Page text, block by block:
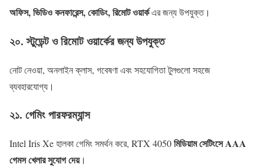
অফিস, ভিডিও কনফারেন্স, কোডিং, রিমোট ওয়ার্কএর জন্য উপযুক্ত।
২০. স্টুডেন্ট ও রিমোট ওয়ার্কের জন্য উপযুক্ত
নোট নেওয়া, অনলাইন ক্লাস, গবেষণা এবং সহযোগিতা টুলগুলো সহজে
ব্যবহারযোগ্য।
২১. গেমিং পারফরম্যান্স
Intel Iris Xe হালকা গেমিং সমর্থন করে, RTX 4050মিডিয়াম সেটিংসে AAA
গেমস খেলার সুযোগ দেয়।